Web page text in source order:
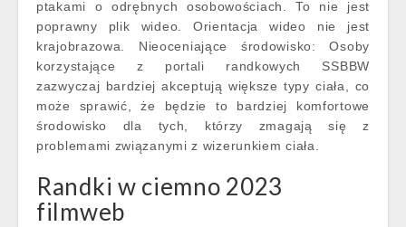
ptakami o odrębnych osobowościach. To nie jest
poprawny plik wideo. Orientacja wideo nie jest
krajobrazowa. Nieoceniające środowisko: Osoby
korzystające z portali randkowych SSBBW
zazwyczaj bardziej akceptują większe typy ciała, co
może sprawić, że będzie to bardziej komfortowe
środowisko dla tych, którzy zmagają się z
problemami związanymi z wizerunkiem ciała.
Randki w ciemno 2023
filmweb